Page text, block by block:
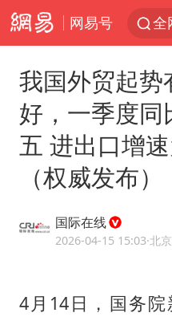
网易号 全
我国外贸起势
好，一季度
五 进出口增
（权威发布）
国际在线
2026-04-15 15:03·北京
4月14日，国务